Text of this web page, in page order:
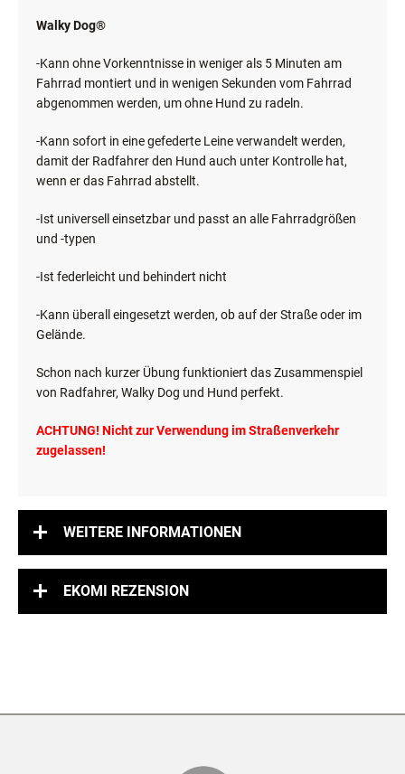
Walky Dog®
-Kann ohne Vorkenntnisse in weniger als 5 Minuten am
Fahrrad montiert und in wenigen Sekunden vom Fahrrad
abgenommen werden, um ohne Hund zu radeln.
-Kann sofort in eine gefederte Leine verwandelt werden,
damit der Radfahrer den Hund auch unter Kontrolle hat,
wenn er das Fahrrad abstellt.
-Ist universell einsetzbar und passt an alle Fahrradgrößen
und -typen
-Ist federleicht und behindert nicht
-Kann überall eingesetzt werden, ob auf der Straße oder im
Gelände.
Schon nach kurzer Übung funktioniert das Zusammenspiel
von Radfahrer, Walky Dog und Hund perfekt.
ACHTUNG! Nicht zur Verwendung im Straßenverkehr
zugelassen!
WEITERE INFORMATIONEN
EKOMI REZENSION